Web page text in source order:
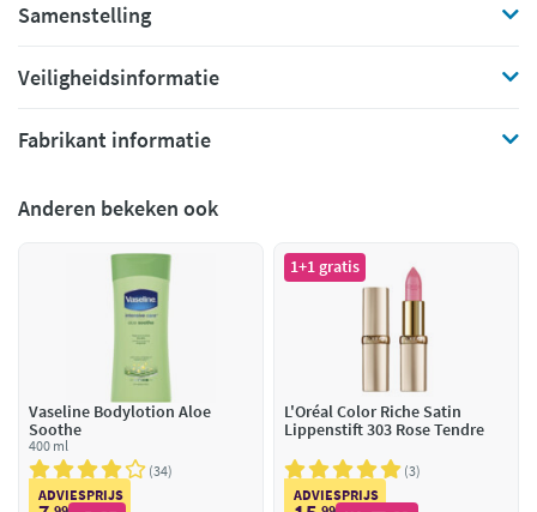
Samenstelling
Veiligheidsinformatie
Fabrikant informatie
Anderen bekeken ook
Vaseline Bodylotion Aloe
Soothe
400 ml
34
ADVIESPRIJS
1+1 gratis
L'Oréal Color Riche Satin
Lippenstift 303 Rose Tendre
3
ADVIESPRIJS